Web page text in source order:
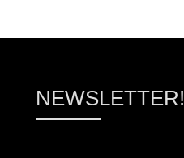
NEWSLETTER!